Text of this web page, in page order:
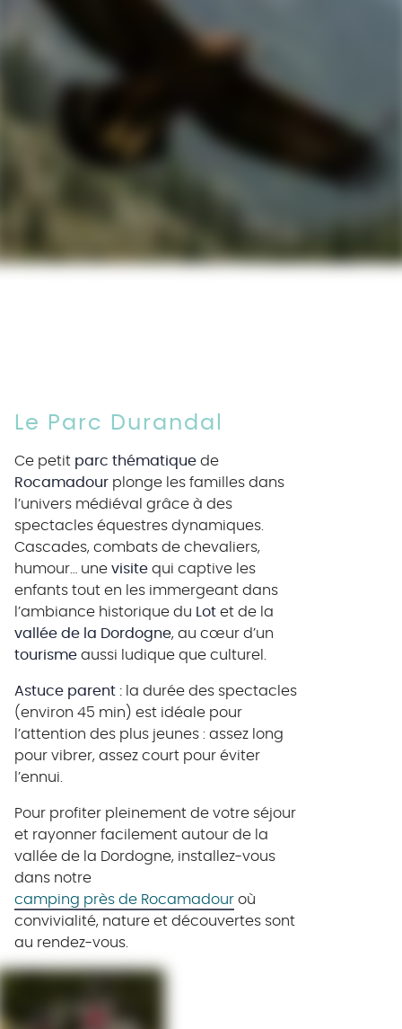
Le Parc Durandal
Ce petit parc thématique de
Rocamadour plonge les familles dans
l’univers médiéval grâce à des
spectacles équestres dynamiques.
Cascades, combats de chevaliers,
humour… une visite qui captive les
enfants tout en les immergeant dans
l’ambiance historique du Lot et de la
vallée de la Dordogne, au cœur d’un
tourisme aussi ludique que culturel.
Astuce parent : la durée des spectacles
(environ 45 min) est idéale pour
l’attention des plus jeunes : assez long
pour vibrer, assez court pour éviter
l’ennui.
Pour profiter pleinement de votre séjour
et rayonner facilement autour de la
vallée de la Dordogne, installez-vous
dans notre
camping près de Rocamadour où
convivialité, nature et découvertes sont
au rendez-vous.